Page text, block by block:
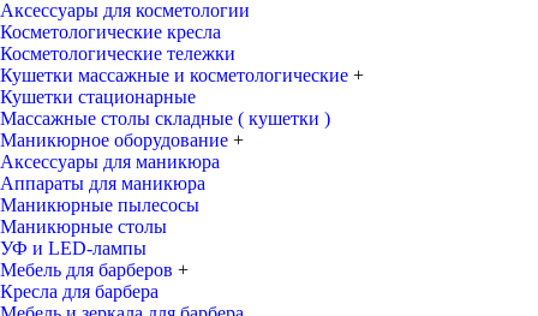
Аксессуары для косметологии
Косметологические кресла
Косметологические тележки
Кушетки массажные и косметологические +
Кушетки стационарные
Массажные столы складные ( кушетки )
Маникюрное оборудование +
Аксессуары для маникюра
Аппараты для маникюра
Маникюрные пылесосы
Маникюрные столы
УФ и LED-лампы
Мебель для барберов +
Кресла для барбера